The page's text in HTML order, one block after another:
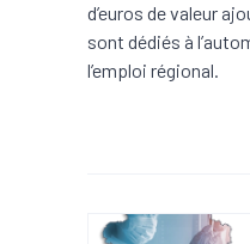
d’euros de valeur
sont dédiés à
l’emploi régional.